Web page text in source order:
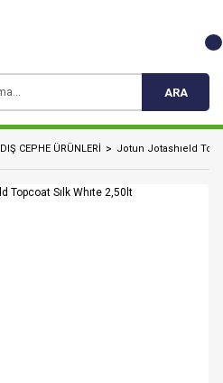
ARA
DIŞ CEPHE ÜRÜNLERİ Jotun Jotashıeld